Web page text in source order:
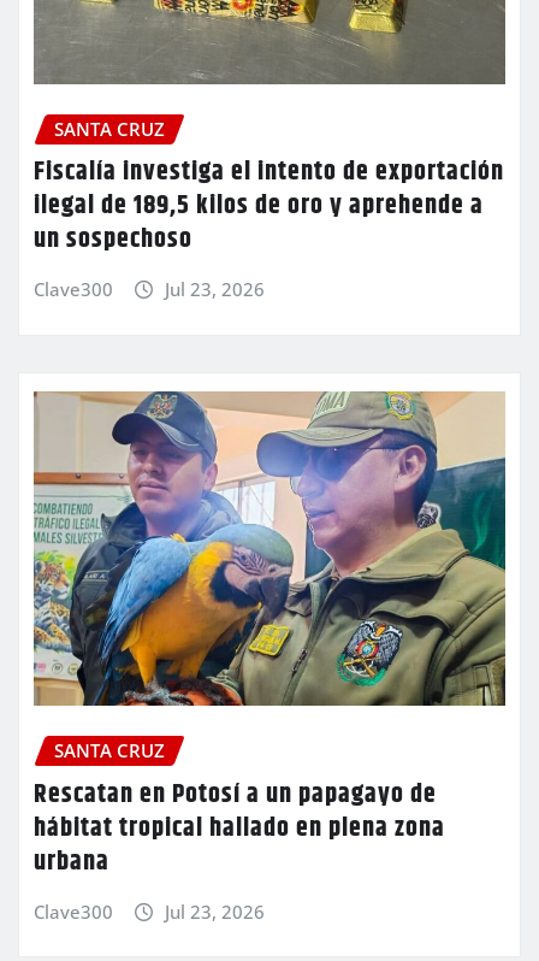
SANTA CRUZ
Fiscalía investiga el intento de exportación
ilegal de 189,5 kilos de oro y aprehende a
un sospechoso
Clave300 Jul 23, 2026
SANTA CRUZ
Rescatan en Potosí a un papagayo de
hábitat tropical hallado en plena zona
urbana
Clave300 Jul 23, 2026